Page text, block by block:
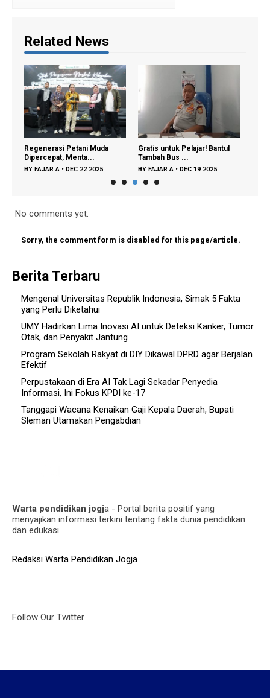
Related News
Regenerasi Petani Muda
Dipercepat, Menta...
BY FAJAR A • DEC 22 2025
Gratis untuk Pelajar! Bantul
Tambah Bus ...
BY FAJAR A • DEC 19 2025
No comments yet.
Sorry, the comment form is disabled for this page/article.
Berita Terbaru
Mengenal Universitas Republik Indonesia, Simak 5 Fakta
yang Perlu Diketahui
UMY Hadirkan Lima Inovasi AI untuk Deteksi Kanker, Tumor
Otak, dan Penyakit Jantung
Program Sekolah Rakyat di DIY Dikawal DPRD agar Berjalan
Efektif
Perpustakaan di Era AI Tak Lagi Sekadar Penyedia
Informasi, Ini Fokus KPDI ke-17
Tanggapi Wacana Kenaikan Gaji Kepala Daerah, Bupati
Sleman Utamakan Pengabdian
Warta pendidikan jogja - Portal berita positif yang
menyajikan informasi terkini tentang fakta dunia pendidikan
dan edukasi
Redaksi Warta Pendidikan Jogja
Follow Our Twitter